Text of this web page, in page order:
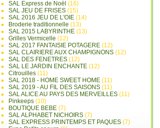
SAL Express de Noël (16)
SAL JEU DE FRISES (15)
SAL 2016 JEU DE L'OIE (14)
Broderie traditionnelle (13)
SAL 2015 LABYRINTHE (13)
Grilles Vermicelle (12)
SAL 2017 FANTAISIE POTAGERE (12)
SAL CLAIRIERE AUX CHAMPIGNONS (12)
SAL DES FENETRES (12)
SAL LE JARDIN ENCHANTE (12)
Citrouilles (11)
SAL 2018 - HOME SWEET HOME (11)
SAL 2019 - AU FIL DES SAISONS (11)
SAL ALICE AU PAYS DES MERVEILLES (11)
Pinkeeps (10)
BOUTIQUE BEBE (7)
SAL ALPHABET NICHOIRS (7)
SAL EXPRESS PRINTEMPS ET PAQUES (7)